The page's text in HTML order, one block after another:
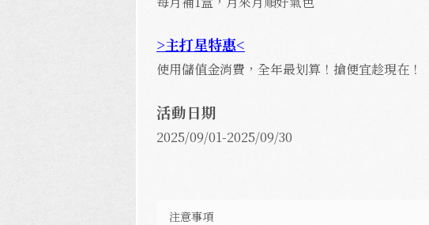
>主打星特惠<
使用儲值金消費，全年最划算！搶便宜趁現在！
活動日期
2025/09/01-2025/09/30
注意事項